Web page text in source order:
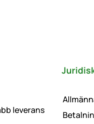
leverans